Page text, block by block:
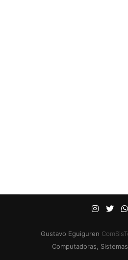
Gustavo Eguiguren
Computadoras,